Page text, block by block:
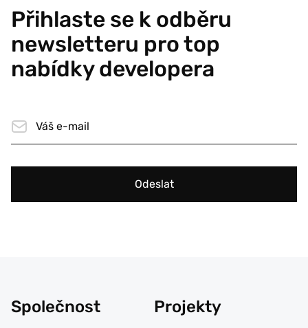
Přihlaste se k odběru
newsletteru pro top
nabídky developera
Odeslat
Společnost Projekty